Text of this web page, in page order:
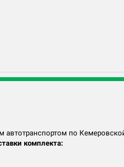
автотранспортом по
комплекта: